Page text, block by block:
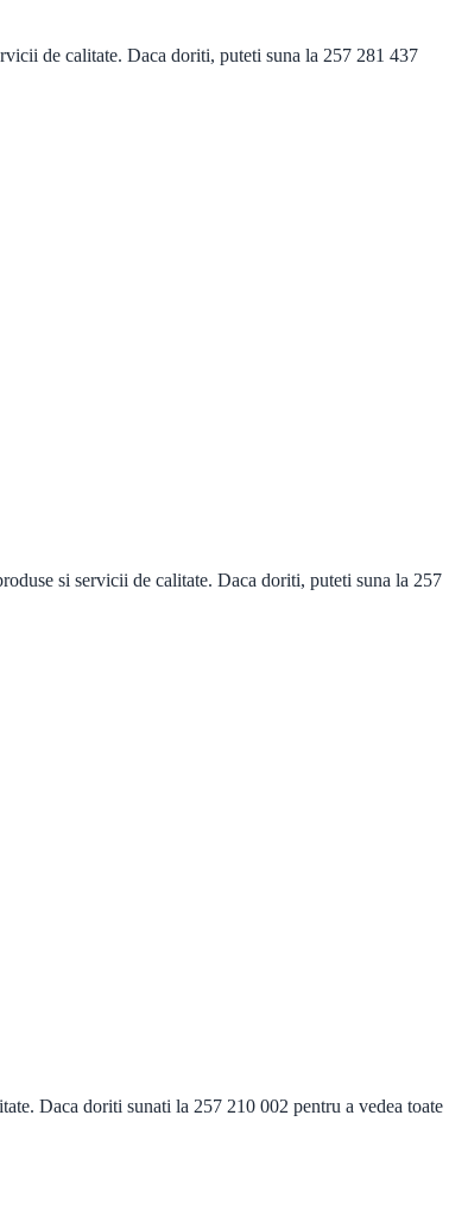
de calitate. Daca doriti, puteti suna la 257 281 437
si servicii de calitate. Daca doriti, puteti suna la 257
Daca doriti sunati la 257 210 002 pentru a vedea toate